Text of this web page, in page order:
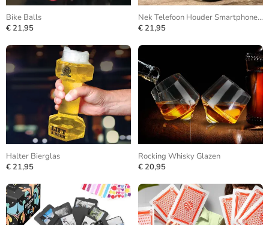
Bike Balls
€ 21,95
Nek Telefoon Houder Smartphone Statief
€ 21,95
Halter Bierglas
€ 21,95
Rocking Whisky Glazen
€ 20,95